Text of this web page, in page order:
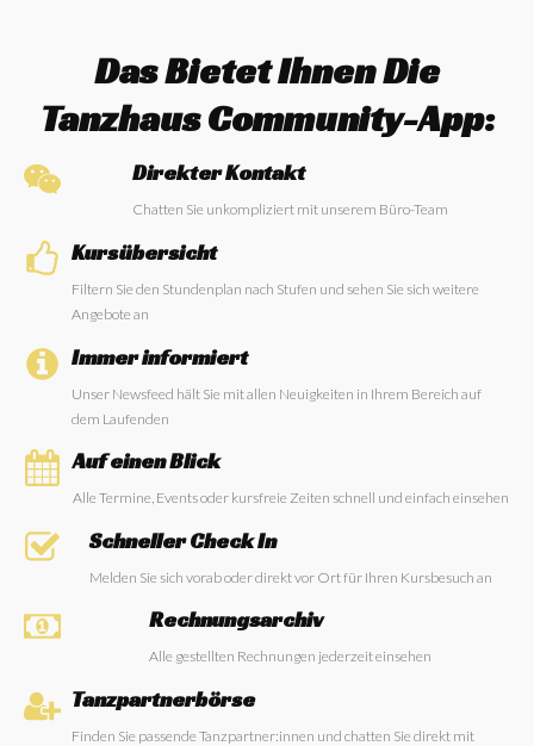
Das Bietet Ihnen Die
Tanzhaus Community-App:
Direkter Kontakt
Chatten Sie unkompliziert mit unserem Büro-Team
Kursübersicht
Filtern Sie den Stundenplan nach Stufen und sehen Sie sich weitere
Angebote an
Immer informiert
Unser Newsfeed hält Sie mit allen Neuigkeiten in Ihrem Bereich auf
dem Laufenden
Auf einen Blick
Alle Termine, Events oder kursfreie Zeiten schnell und einfach einsehen
Schneller Check In
Melden Sie sich vorab oder direkt vor Ort für Ihren Kursbesuch an
Rechnungsarchiv
Alle gestellten Rechnungen jederzeit einsehen
Tanzpartnerbörse
Finden Sie passende Tanzpartner:innen und chatten Sie direkt mit